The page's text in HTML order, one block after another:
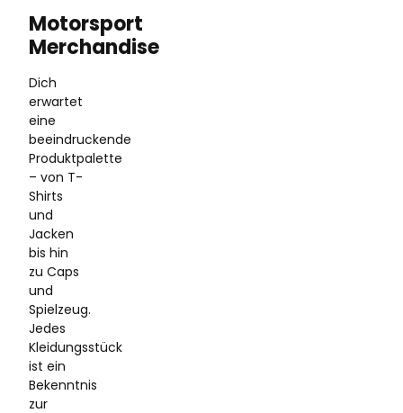
Motorsport
Merchandise
Dich
erwartet
eine
beeindruckende
Produktpalette
– von T-
Shirts
und
Jacken
bis hin
zu Caps
und
Spielzeug.
Jedes
Kleidungsstück
ist ein
Bekenntnis
zur